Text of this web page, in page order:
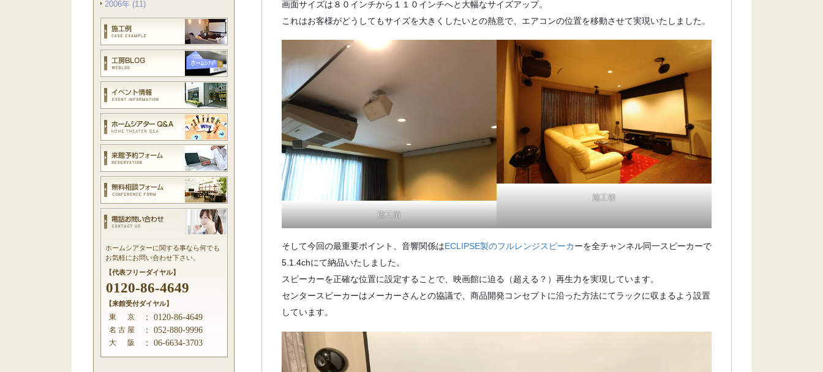
2006年 (11)
ホームシアターに関する事なら何でも
お気軽にお問い合わせ下さい。
【代表フリーダイヤル】
0120-86-4649
【来館受付ダイヤル】
東 京 ： 0120-86-4649
名 古 屋 ： 052-880-9996
大 阪 ： 06-6634-3703
画面サイズは８０インチから１１０インチへと大幅なサイズアップ。
これはお客様がどうしてもサイズを大きくしたいとの熱意で、エアコンの位置を移動させて実現いたしました。
施工前
施工後
そして今回の最重要ポイント、音響関係はECLIPSE製のフルレンジスピーカーを全チャンネル同一スピーカーで
5.1.4chにて納品いたしました。
スピーカーを正確な位置に設定することで、映画館に迫る（超える？）再生力を実現しています。
センタースピーカーはメーカーさんとの協議で、商品開発コンセプトに沿った方法にてラックに収まるよう設置
しています。